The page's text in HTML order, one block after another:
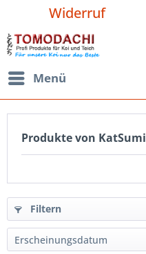
Widerruf
Menü
Produkte von KatSumi
Filtern